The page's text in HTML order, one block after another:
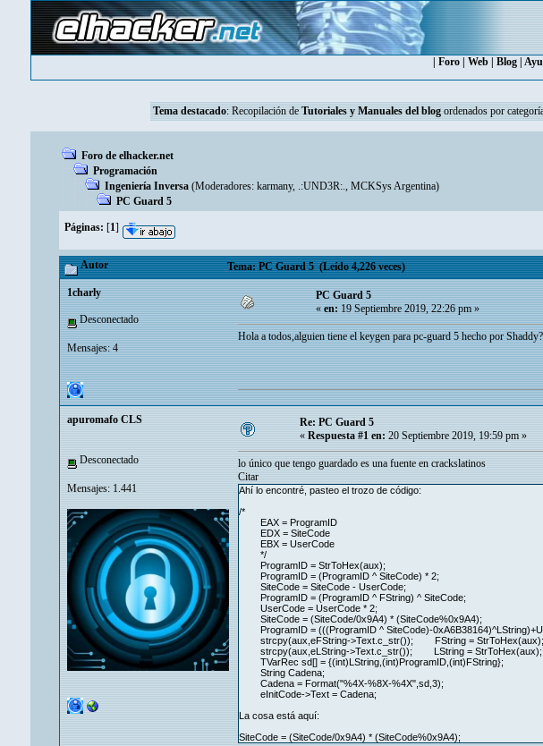
Foro| Web| Blog|
Tema destacado: Recopilación de Tutoriales y Manuales del blog ordenados por
Foro de elhacker.net
Programación
Ingeniería Inversa (Moderadores: karmany, .:UND3R:., MCKSys Argentina)
PC Guard 5
Páginas: [1]
Autor Tema: PC Guard 5 (Leído 4,226 veces)
1charly
Desconectado
Mensajes: 4
PC Guard 5
«en:19 Septiembre 2019, 22:26 pm »
Hola a todos,alguien tiene el keygen para pc-guard 5 hecho por
apuromafo CLS
Desconectado
Mensajes: 1.441
Re: PC Guard 5
« Respuesta #1 en: 20 Septiembre 2019, 19:59 pm »
lo único que tengo guardado es una fuente en crackslatinos
Citar
Ahí lo encontré, pasteo el trozo de código:
/*
EAX = ProgramID
EDX = SiteCode
EBX = UserCode
*/
ProgramID = StrToHex(aux);
ProgramID = (ProgramID ^ SiteCode) * 2;
SiteCode = SiteCode - UserCode;
ProgramID = (ProgramID ^ FString) ^ SiteCode;
UserCode = UserCode * 2;
SiteCode = (SiteCode/0x9A4) * (SiteCode%0x9A4);
ProgramID = (((ProgramID ^ SiteCode)-
strcpy(aux,eFString->Text.c_str()); FString = StrToHex(aux);
strcpy(aux,eLString->Text.c_str()); LString = StrToHex(aux);
TVarRec sd[] = {(int)LString,(int)ProgramID,(int)FString};
String Cadena;
Cadena = Format("%4X-%8X-%4X",sd,3);
eInitCode->Text = Cadena;
La cosa está aquí:
SiteCode = (SiteCode/0x9A4) * (SiteCode%0x9A4);